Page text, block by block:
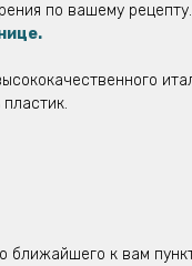
по вашему
ближайшего к вам